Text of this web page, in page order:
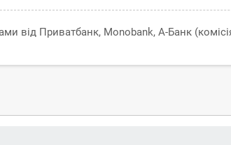
від Приватбанк, Monobank, А-Банк